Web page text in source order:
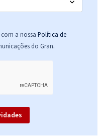
a nossa Política de
do Gran.